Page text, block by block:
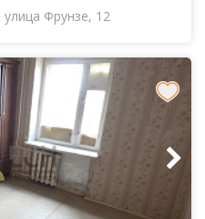
улица Фрунзе, 12